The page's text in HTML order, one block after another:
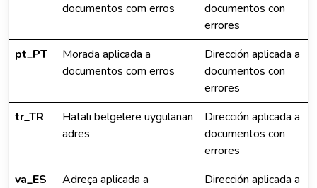
documentos com erros
documentos con
errores
pt_PT
Morada aplicada a
documentos com erros
Dirección aplicada a
documentos con
errores
tr_TR
Hatalı belgelere uygulanan
adres
Dirección aplicada a
documentos con
errores
va_ES
Adreça aplicada a
Dirección aplicada a